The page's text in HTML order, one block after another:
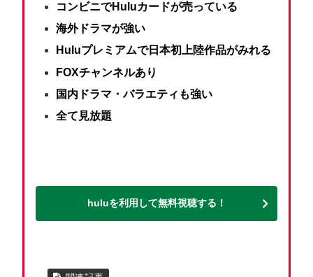
コンビニでHuluカードが売っている
海外ドラマが強い
Huluプレミアムで日本初上陸作品がみれる
FOXチャンネルあり
国内ドラマ・バラエティも強い
全て見放題
huluを利用して無料視聴する！